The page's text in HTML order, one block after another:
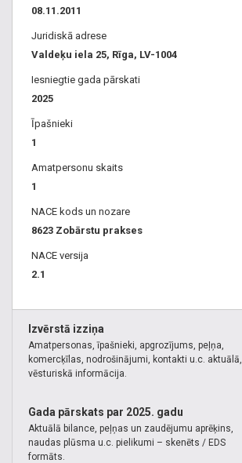
08.11.2011
Juridiskā adrese
Valdeķu iela 25, Rīga, LV-1004
Iesniegtie gada pārskati
2025
Īpašnieki
1
Amatpersonu skaits
1
NACE kods un nozare
8623 Zobārstu prakses
NACE versija
2.1
Izvērstā izziņa
Amatpersonas, īpašnieki, apgrozījums, peļņa,
komercķīlas, nodrošinājumi, kontakti u.c. aktuālā,
vēsturiskā informācija.
Gada pārskats par 2025. gadu
Aktuālā bilance, peļņas un zaudējumu aprēķins,
naudas plūsma u.c. pielikumi – skenēts / EDS
formāts.